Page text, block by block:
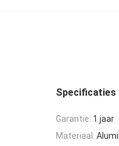
Specificaties
Garantie: 1 jaar
Materiaal: